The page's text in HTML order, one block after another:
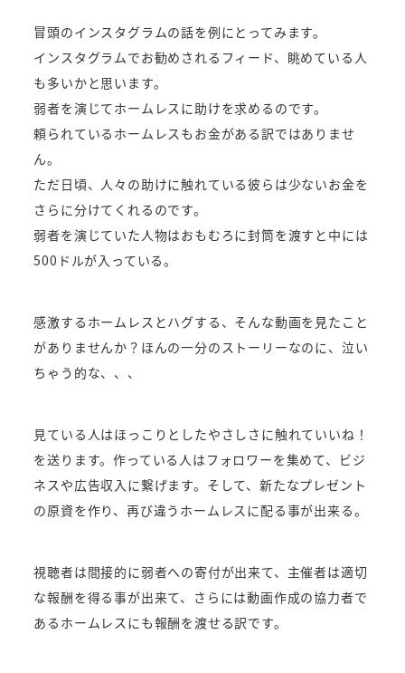
冒頭のインスタグラムの話を例にとってみます。
インスタグラムでお勧めされるフィード、眺めている人
も多いかと思います。
弱者を演じてホームレスに助けを求めるのです。
頼られているホームレスもお金がある訳ではありませ
ん。
ただ日頃、人々の助けに触れている彼らは少ないお金を
さらに分けてくれるのです。
弱者を演じていた人物はおもむろに封筒を渡すと中には
500ドルが入っている。
感激するホームレスとハグする、そんな動画を見たこと
がありませんか？ほんの一分のストーリーなのに、泣い
ちゃう的な、、、
見ている人はほっこりとしたやさしさに触れていいね！
を送ります。作っている人はフォロワーを集めて、ビジ
ネスや広告収入に繋げます。そして、新たなプレゼント
の原資を作り、再び違うホームレスに配る事が出来る。
視聴者は間接的に弱者への寄付が出来て、主催者は適切
な報酬を得る事が出来て、さらには動画作成の協力者で
あるホームレスにも報酬を渡せる訳です。